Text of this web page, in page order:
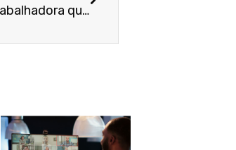
TRT-10 reconhece rescisão indireta de trabalhadora que foi vítima de misoginia